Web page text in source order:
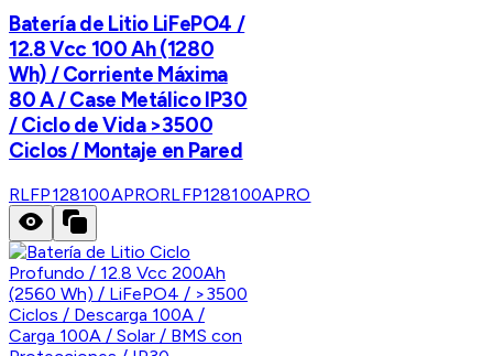
Batería de Litio LiFePO4 /
12.8 Vcc 100 Ah (1280
Wh) / Corriente Máxima
80 A / Case Metálico IP30
/ Ciclo de Vida >3500
Ciclos / Montaje en Pared
RLFP128100APRORLFP128100APRO